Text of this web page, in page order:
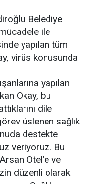
Belediye
ile
yapılan tüm
virüs konusunda
yapılan
Okay, bu
dile
üslenen sağlık
destekte
veriyoruz. Bu
Otel’e ve
düzenli olarak